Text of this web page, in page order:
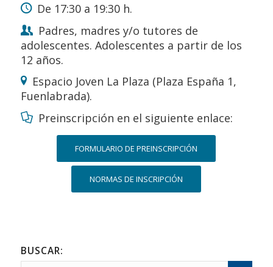
De 17:30 a 19:30 h.
Padres, madres y/o tutores de
adolescentes. Adolescentes a partir de los
12 años.
Espacio Joven La Plaza (Plaza España 1,
Fuenlabrada).
Preinscripción en el siguiente enlace:
FORMULARIO DE PREINSCRIPCIÓN
NORMAS DE INSCRIPCIÓN
BUSCAR: